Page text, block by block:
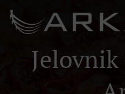
Jelovnik